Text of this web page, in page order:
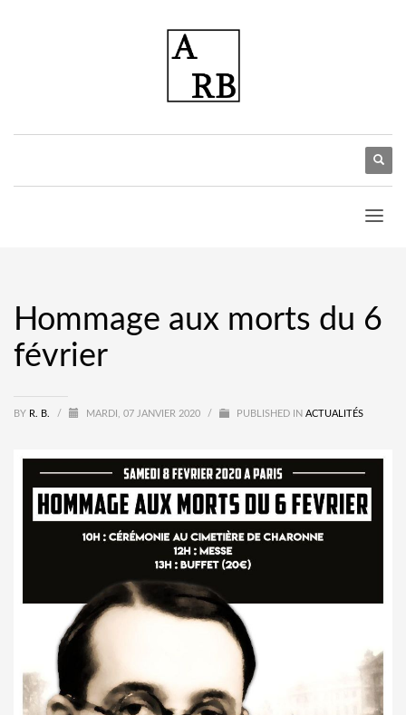
Hommage aux morts du 6
février
BY R. B. / MARDI, 07 JANVIER 2020 / PUBLISHED IN ACTUALITÉS